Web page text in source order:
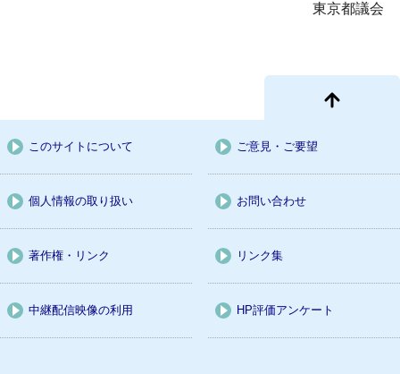
東京都議会
このサイトについて ご意見・ご要望
個人情報の取り扱い お問い合わせ
著作権・リンク リンク集
中継配信映像の利用 HP評価アンケート